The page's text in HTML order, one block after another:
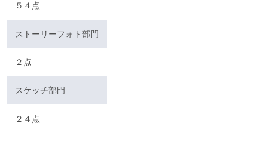
５４点
ストーリーフォト部門
２点
スケッチ部門
２４点